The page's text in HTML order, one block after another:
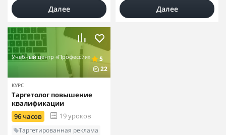
Далее Далее
Учебный центр «Профессия»
5
22
КУРС
Таргетолог повышение
квалификации
96 часов
19 уроков
Таргетированная реклама